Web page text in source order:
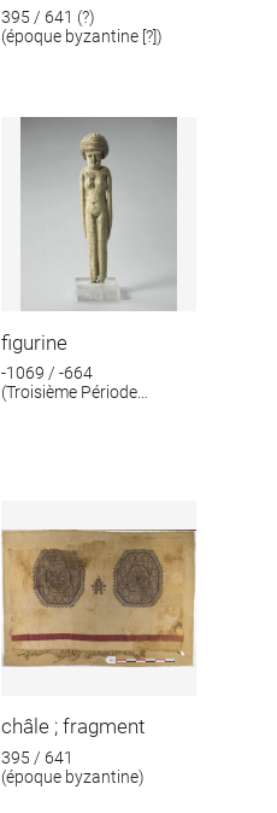
395 / 641 (?)
(époque byzantine [?])
figurine
-1069 / -664
(Troisième Période
châle ; fragment
395 / 641
(époque byzantine)